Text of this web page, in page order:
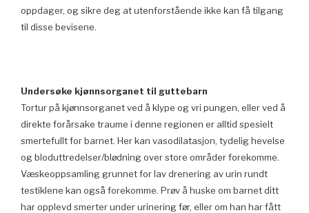
oppdager, og sikre deg at utenforstående ikke kan få tilgang
til disse bevisene.
Undersøke kjønnsorganet til guttebarn
Tortur på kjønnsorganet ved å klype og vri pungen, eller ved å
direkte forårsake traume i denne regionen er alltid spesielt
smertefullt for barnet. Her kan vasodilatasjon, tydelig hevelse
og bloduttredelser/blødning over store områder forekomme.
Væskeoppsamling grunnet for lav drenering av urin rundt
testiklene kan også forekomme. Prøv å huske om barnet ditt
har opplevd smerter under urinering før, eller om han har fått